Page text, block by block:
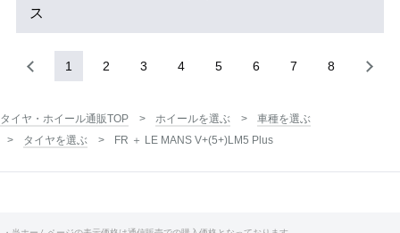
ス
1 2 3 4 5 6 7 8
タイヤ・ホイール通販TOP ホイールを選ぶ
車種を選ぶ
タイヤを選ぶ
FR ＋ LE MANS V+(5+)LM5 Plus